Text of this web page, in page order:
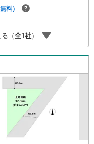
ースがございます。 8店
さい。■取り扱い物件多数
2000万円台の新築戸建
を始め多数物件を取り扱
載しきれない物件もご紹
料）
（全1社）